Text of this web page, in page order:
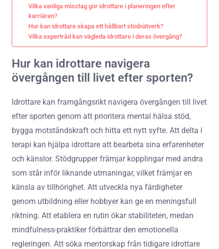
Vilka vanliga misstag gör idrottare i planeringen efter
karriären?
Hur kan idrottare skapa ett hållbart stödnätverk?
Vilka expertråd kan vägleda idrottare i deras övergång?
Hur kan idrottare navigera
övergången till livet efter sporten?
Idrottare kan framgångsrikt navigera övergången till livet
efter sporten genom att prioritera mental hälsa stöd,
bygga motståndskraft och hitta ett nytt syfte. Att delta i
terapi kan hjälpa idrottare att bearbeta sina erfarenheter
och känslor. Stödgrupper främjar kopplingar med andra
som står inför liknande utmaningar, vilket främjar en
känsla av tillhörighet. Att utveckla nya färdigheter
genom utbildning eller hobbyer kan ge en meningsfull
riktning. Att etablera en rutin ökar stabiliteten, medan
mindfulness-praktiker förbättrar den emotionella
regleringen. Att söka mentorskap från tidigare idrottare